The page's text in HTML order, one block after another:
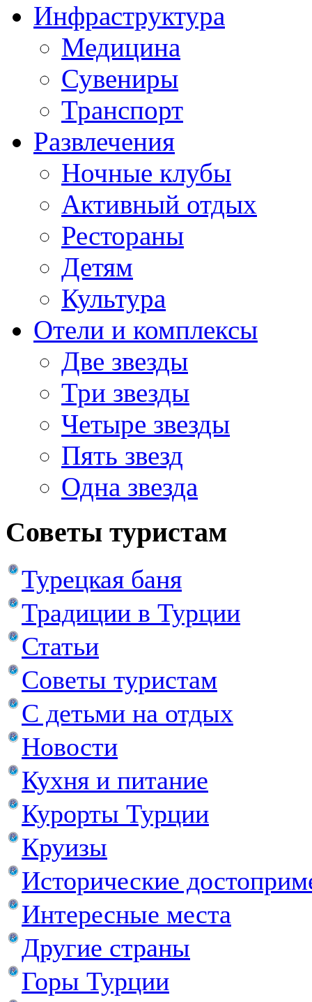
Инфраструктура
Медицина
Сувениры
Транспорт
Развлечения
Ночные клубы
Активный отдых
Рестораны
Детям
Культура
Отели и комплексы
Две звезды
Три звезды
Четыре звезды
Пять звезд
Одна звезда
Советы туристам
Турецкая баня
Традиции в Турции
Статьи
Советы туристам
С детьми на отдых
Новости
Кухня и питание
Курорты Турции
Круизы
Исторические
Интересные места
Другие страны
Горы Турции